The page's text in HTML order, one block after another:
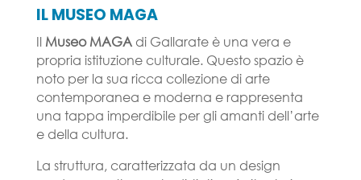
IL MUSEO MAGA
Il Museo MAGAdi Gallarate è una vera e
propria istituzione culturale. Questo spazio è
noto per la sua ricca collezione di arte
contemporanea e moderna e rappresenta
una tappa imperdibile per gli amanti dell’arte
e della cultura.
La struttura, caratterizzata da un design